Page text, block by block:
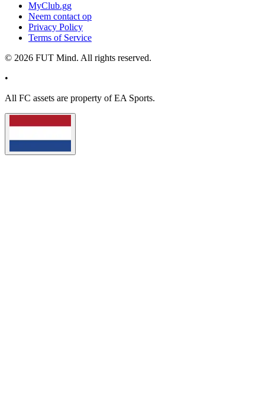
MyClub.gg
Neem contact op
Privacy Policy
Terms of Service
© 2026 FUT Mind. All rights reserved.
•
All FC assets are property of EA Sports.